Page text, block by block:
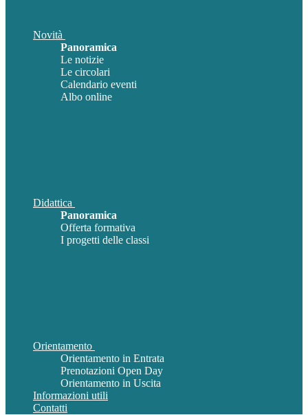
Novità
Panoramica
Le notizie
Le circolari
Calendario eventi
Albo online
Didattica
Panoramica
Offerta formativa
I progetti delle classi
Orientamento
Orientamento in Entrata
Prenotazioni Open Day
Orientamento in Uscita
Informazioni utili
Contatti